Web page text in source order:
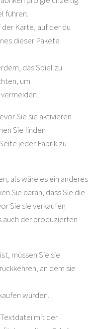
führen.
Karte, auf der du
dieser Pakete
das Spiel zu
um
Sie sie aktivieren
Sie finden
jeder Fabrik zu
als wäre es ein anderes
Sie daran, dass Sie die
Sie sie verkaufen
auch der produzierten
müssen Sie sie
an dem sie
würden.
mit der